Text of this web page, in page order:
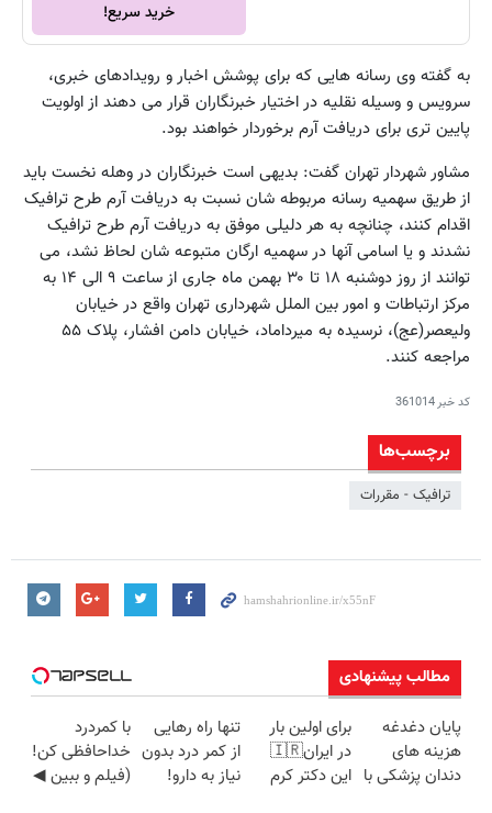
خرید سریع!
به گفته وی رسانه هایی که برای پوشش اخبار و رویدادهای خبری،
سرویس و وسیله نقلیه در اختیار خبرنگاران قرار می دهند از اولویت
پایین تری برای دریافت آرم برخوردار خواهند بود.
مشاور شهردار تهران گفت: بدیهی است خبرنگاران در وهله نخست باید
از طریق سهمیه رسانه مربوطه شان نسبت به دریافت آرم طرح ترافیک
اقدام کنند، چنانچه به هر دلیلی موفق به دریافت آرم طرح ترافیک
نشدند و یا اسامی آنها در سهمیه ارگان متبوعه شان لحاظ نشد، می
توانند از روز دوشنبه ۱۸ تا ۳۰ بهمن ماه جاری از ساعت ۹ الی ۱۴ به
مرکز ارتباطات و امور بین الملل شهرداری تهران واقع در خیابان
ولیعصر(عج)، نرسیده به میرداماد، خیابان دامن افشار، پلاک ۵۵
مراجعه کنند.
کد خبر361014
برچسب‌ها
ترافیک - مقررات
مطالب پیشنهادی
پایان دغدغه
هزینه های
دندان پزشکی با
برای اولین بار
در ایران🇮🇷
این دکتر کرم
تنها راه رهایی
از کمر درد بدون
نیاز به دارو!
با کمردرد
خداحافظی کن!
(فیلم و ببین ◀